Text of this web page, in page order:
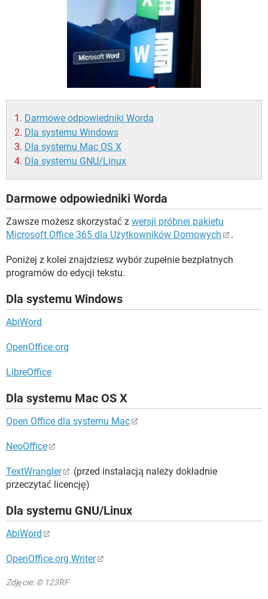
Darmowe odpowiedniki Worda
Dla systemu Windows
Dla systemu Mac OS X
Dla systemu GNU/Linux
Darmowe odpowiedniki Worda
Zawsze możesz skorzystać z wersji próbnej pakietu
Microsoft Office 365 dla Użytkowników Domowych
.
Poniżej z kolei znajdziesz wybór zupełnie bezpłatnych
programów do edycji tekstu.
Dla systemu Windows
AbiWord
OpenOffice.org
LibreOffice
Dla systemu Mac OS X
Open Office dla systemu Mac
NeoOffice
TextWrangler
(przed instalacją należy dokładnie
przeczytać licencję)
Dla systemu GNU/Linux
AbiWord
OpenOffice.org Writer
Zdjęcie: © 123RF